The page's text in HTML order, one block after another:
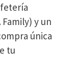
y un
única
tu